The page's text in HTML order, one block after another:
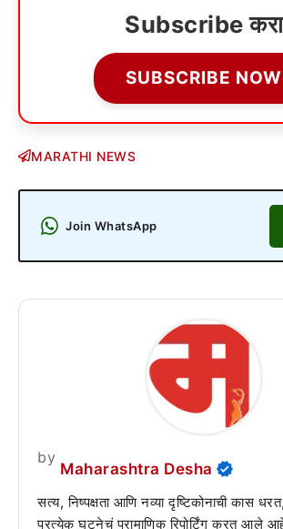
Subscribe करा
SUBSCRIBE NOW
MARATHI NEWS
Join WhatsApp
by
Maharashtra Desha
सत्य, निष्पक्षता आणि नव्या दृष्टिकोनाची कास
प्रत्येक घटनेचं प्रामाणिक रिपोर्टिंग करत आले